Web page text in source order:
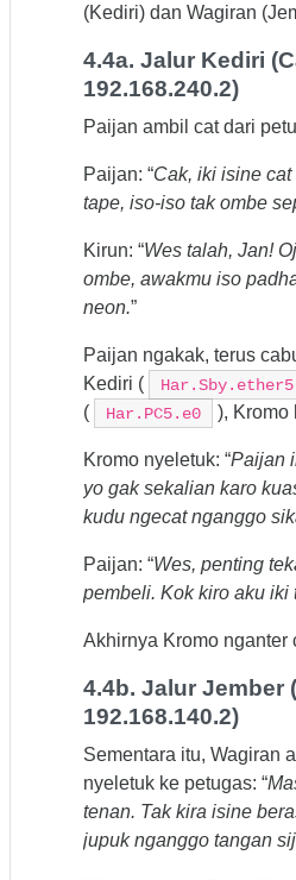
(Kediri) dan Wagiran
4.4a. Jalur Kediri
192.168.240.2)
Paijan ambil cat dari
Paijan: “Cak, iki isine
tape, iso-iso tak ombe
Kirun: “Wes talah, Jan!
ombe, awakmu iso
neon.”
Paijan ngakak, terus
Kediri (
Har.Sby.ether5
(
Har.PC5.e0 ), Kromo
Kromo nyeletuk: “Paijan
yo gak sekalian karo
kudu ngecat nganggo
Paijan: “Wes, penting
pembeli. Kok kiro aku
Akhirnya Kromo nganter
4.4b. Jalur Jember
192.168.140.2)
Sementara itu, Wagiran
nyeletuk ke petugas: “
tenan. Tak kira isine
jupuk nganggo tangan